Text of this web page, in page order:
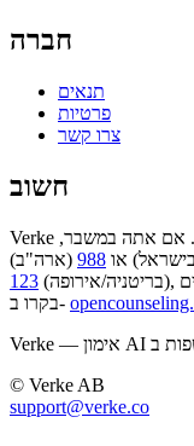
חברה
תנאים
פרטיות
צרו קשר
חשוב
Verke מספק אימון, לא טיפול או טיפול רפואי. אם אתה במשבר,
988
123 (בריטניה/אירופה), או לשירותי החירום המקומיים. לקווים בינלאומיים
בקרו ב-
© Verke AB
support@verke.co